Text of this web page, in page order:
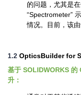
的问题，尤其是
“Spectrometer”
情况。目前，该
1.2 OpticsBuilder for
基于 SOLIDWORKS
升 ：